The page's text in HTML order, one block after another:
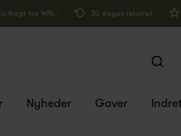
fragt fra 499,- 30 dages returret
Nyheder Gaver